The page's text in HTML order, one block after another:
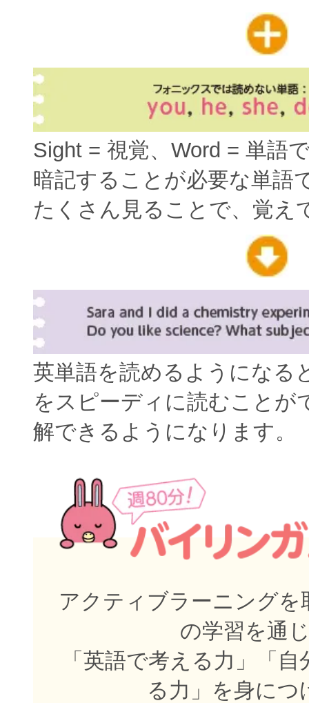
Sight = 視覚、Word = 単語
暗記することが必要な単語
たくさん見ることで、覚え
英単語を読めるようになる
をスピーディに読むことが
解できるようになります。
アクティブラーニングを
の学習を通
「英語で考える力」「
る力」を身につ